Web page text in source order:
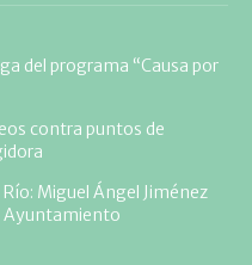
del programa “Causa por
contra puntos de
Miguel Ángel Jiménez
Ayuntamiento